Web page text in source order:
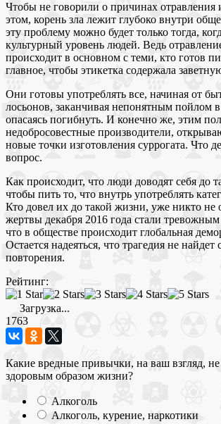
Чтобы не говорили о причинах отравления
этом, корень зла лежит глубоко внутри
эту проблему можно будет только тогда,
культурный уровень людей. Ведь
происходит в основном с теми, кто готов
главное, чтобы этикетка содержала
Они готовы употреблять все, начиная от
лосьонов, заканчивая непонятным пойлом
опасаясь погибнуть. И конечно же, этим
недобросовестные производители,
новые точки изготовления суррогата. Что
вопрос.
Как происходит, что люди доводят себя до
чтобы пить то, что внутрь употреблять
Кто довел их до такой жизни, уже никто не
жертвы декабря 2016 года стали
что в обществе происходит глобальная
Остается надеяться, что трагедия не найдет
повторения.
Рейтинг:
Загрузка...
1763
Какие вредные привычки, на ваш взгляд, не
здоровым образом жизни?
Алкоголь
Алкоголь, курение, наркотики